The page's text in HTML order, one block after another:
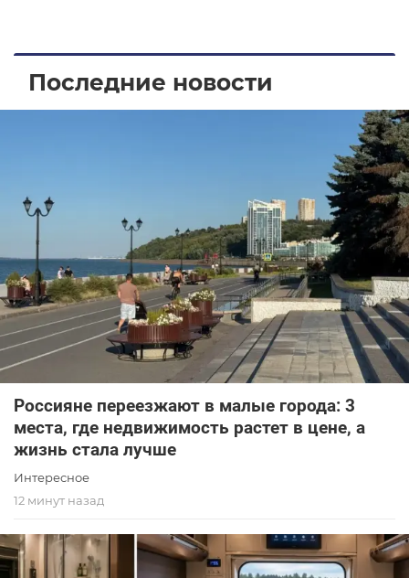
Последние новости
Россияне переезжают в малые города: 3
места, где недвижимость растет в цене, а
жизнь стала лучше
Интересное
12 минут назад